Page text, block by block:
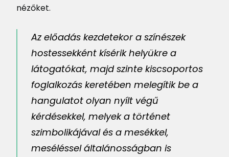
nézőket.
Az előadás kezdetekor a színészek
hostessekként kísérik helyükre a
látogatókat, majd szinte kiscsoportos
foglalkozás keretében melegítik be a
hangulatot olyan nyílt végű
kérdésekkel, melyek a történet
szimbolikájával és a mesékkel,
meséléssel általánosságban is